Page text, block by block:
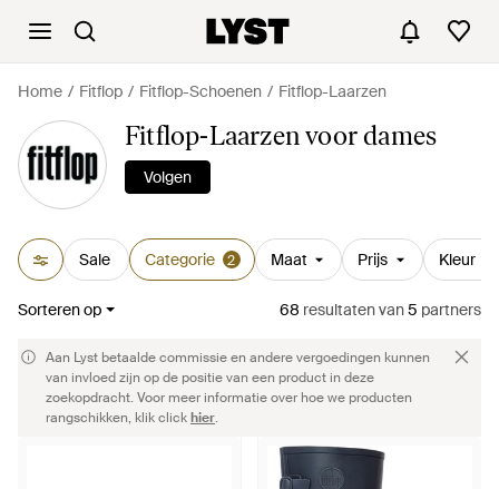
Home Fitflop Fitflop-Schoenen Fitflop-Laarzen
Fitflop-Laarzen voor dames
Volgen
Sale Categorie 2 Maat Prijs Kleur
Sorteren op 68 resultatenvan5 partners
Aan Lyst betaalde commissie en andere vergoedingen kunnen
van invloed zijn op de positie van een product in deze
zoekopdracht. Voor meer informatie over hoe we producten
rangschikken, klik clickhier.